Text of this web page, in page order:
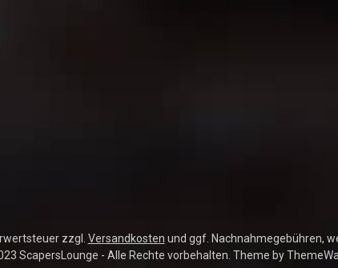
zzgl. Versandkosten und ggf. Nachnahmegebühren,
ScapersLounge - Alle Rechte vorbehalten. Theme by